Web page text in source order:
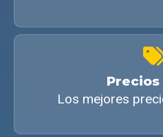
Precios
Los mejores